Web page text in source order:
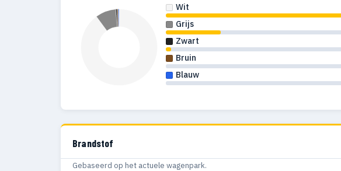
Wit
Grijs
Zwart
Bruin
Blauw
Brandstof
Gebaseerd op het actuele wagenpark.